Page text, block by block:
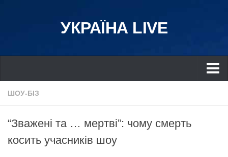
УКРАЇНА LIVE
Україна
Дніпро
Львів
ШОУ-БІЗ
“Зважені та … мертві”: чому смерть
косить учасників шоу